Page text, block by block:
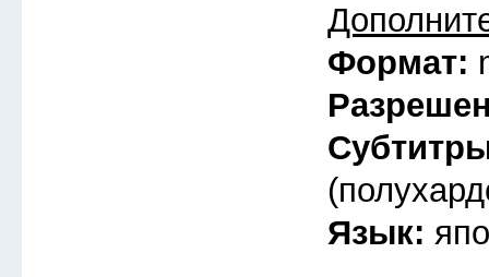
Формат:
Язык: